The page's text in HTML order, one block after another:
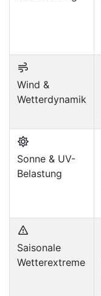
Wind &
Wetterdynamik
Sonne & UV-
Belastung
Saisonale
Wetterextreme